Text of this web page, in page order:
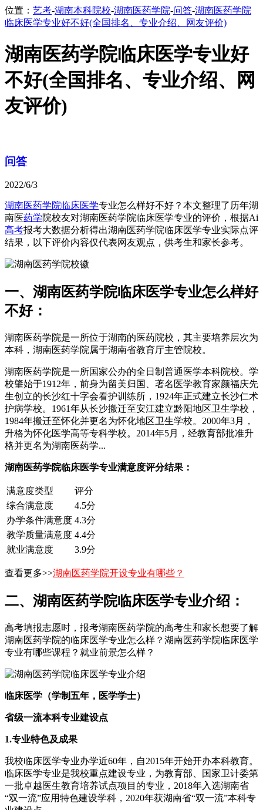
位置： 艺考-湖南本科院校-湖南医药学院-问答-湖南医药学院
临床医学专业好不好(全国排名、专业介绍、网友评价)
湖南医药学院临床医学专业好
不好(全国排名、专业介绍、网
友评价)
问答
2022/6/3
湖南医药学院临床医学专业怎么样好不好？本文整理了历年湖
南医药学院校友对湖南医药学院临床医学专业的评价，根据Ai
高考报考大数据分析得出湖南医药学院临床医学专业实际点评
结果，以下评价内容仅代表网友观点，供考生和家长参考。
一、湖南医药学院临床医学专业怎么样好
不好：
湖南医药学院是一所位于湖南的医药院校，其主要培养层次为
本科，湖南医药学院属于湖南省教育厅主管院校。
湖南医药学院是一所国家公办的全日制普通医学本科院校。学
校肇始于1912年，前身为留美归国、著名医学教育家颜福庆先
生创立的长沙红十字会看护训练所，1924年正式建立长沙仁术
护病学校。1961年从长沙搬迁至安江建立黔阳地区卫生学校，
1984年搬迁至怀化并更名为怀化地区卫生学校。2000年3月，
升格为怀化医学高等专科学校。2014年5月，经教育部批准升
格并更名为湖南医药学...
湖南医药学院临床医学专业满意度评分结果：
满意度类型
评分
综合满意度
4.5分
办学条件满意度 4.3分
教学质量满意度 4.4分
就业满意度
3.9分
查看更多>>湖南医药学院开设专业有哪些？
二、湖南医药学院临床医学专业介绍：
高考填报志愿时，报考湖南医药学院的高考生和家长想要了解
湖南医药学院的临床医学专业怎么样？湖南医药学院临床医学
专业有哪些课程？就业前景怎么样？
临床医学（学制五年，医学学士）
省级一流本科专业建设点
1.专业特色及成果
我校临床医学专业办学近60年，自2015年开始开办本科教育。
临床医学专业是我校重点建设专业，为教育部、国家卫计委第
一批卓越医生教育培养试点项目的专业，2018年入选湖南省
“双一流”应用特色建设学科，2020年获湖南省“双一流”本科专